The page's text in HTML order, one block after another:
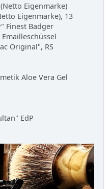
Eigenmarke)
Eigenmarke), 13
Finest Badger
Original", RS
Aloe Vera Gel
EdP